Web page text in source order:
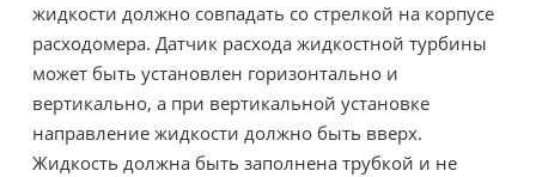
жидкости должно совпадать со стрелкой на корпусе
расходомера. Датчик расхода жидкостной турбины
может быть установлен горизонтально и
вертикально, а при вертикальной установке
направление жидкости должно быть вверх.
Жидкость должна быть заполнена трубкой и не